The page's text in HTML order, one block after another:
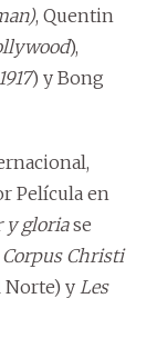
, Quentin
),
1917) y Bong
Película en
y gloriase
Corpus Christi
Norte) y Les